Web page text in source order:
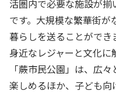
活圏内で必要な施設が
です。大規模な繁華街
暮らしを送ることができ
身近なレジャーと文化に
「蕨市民公園」は、広
楽しめるほか、子ども向